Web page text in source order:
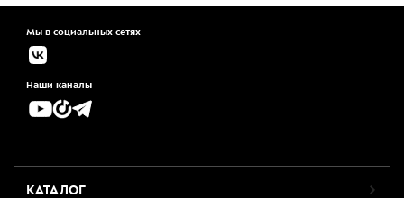
Мы в социальных сетях
Наши каналы
КАТАЛОГ